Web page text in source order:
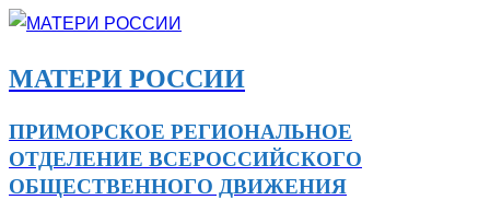
МАТЕРИ РОССИИ
ПРИМОРСКОЕ РЕГИОНАЛЬНОЕ
ОТДЕЛЕНИЕ ВСЕРОССИЙСКОГО
ОБЩЕСТВЕННОГО ДВИЖЕНИЯ